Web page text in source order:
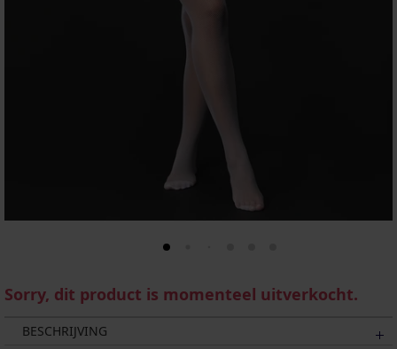
Sorry, dit product is momenteel uitverkocht.
BESCHRIJVING